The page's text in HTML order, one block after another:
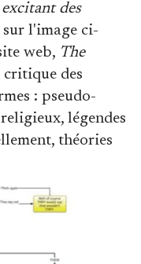
des
l'image ci-
web, The
critique des
: pseudo-
légendes
théories